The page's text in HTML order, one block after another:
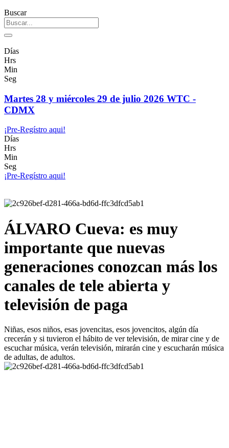
Buscar
Días
Hrs
Min
Seg
Martes 28 y miércoles 29 de julio 2026 WTC -
CDMX
¡Pre-Regístro aqui!
Días
Hrs
Min
Seg
¡Pre-Regístro aqui!
ÁLVARO Cueva: es muy
importante que nuevas
generaciones conozcan más los
canales de tele abierta y
televisión de paga
Niñas, esos niños, esas jovencitas, esos jovencitos, algún día
crecerán y si tuvieron el hábito de ver televisión, de mirar cine y de
escuchar música, verán televisión, mirarán cine y escucharán música
de adultas, de adultos.